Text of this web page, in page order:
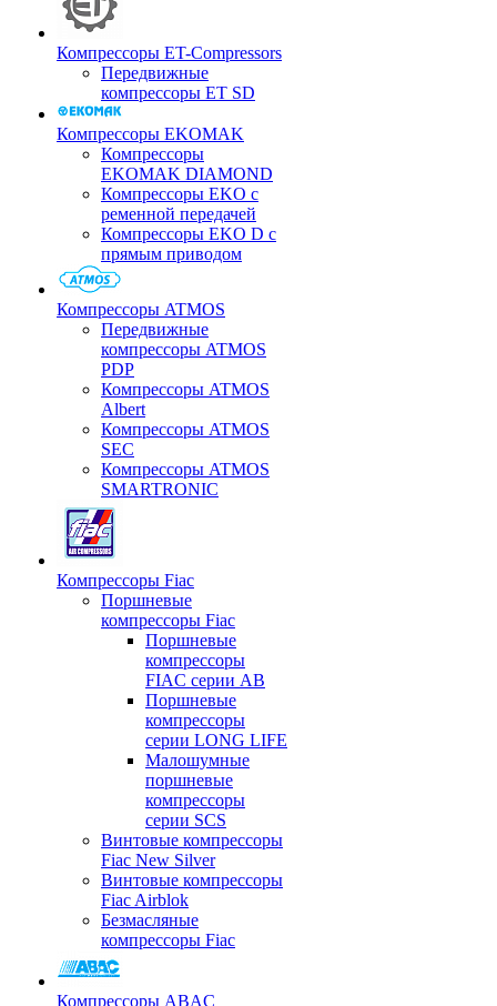
Компрессоры ET-Compressors
Передвижные
компрессоры ET SD
Компрессоры EKOMAK
Компрессоры
EKOMAK DIAMOND
Компрессоры EKO c
ременной передачей
Компрессоры EKO D с
прямым приводом
Компрессоры ATMOS
Передвижные
компрессоры ATMOS
PDP
Компрессоры ATMOS
Albert
Компрессоры ATMOS
SEC
Компрессоры ATMOS
SMARTRONIC
Компрессоры Fiac
Поршневые
компрессоры Fiac
Поршневые
компрессоры
FIAC серии AB
Поршневые
компрессоры
серии LONG LIFE
Малошумные
поршневые
компрессоры
серии SCS
Винтовые компрессоры
Fiac New Silver
Винтовые компрессоры
Fiac Airblok
Безмасляные
компрессоры Fiac
Компрессоры ABAC